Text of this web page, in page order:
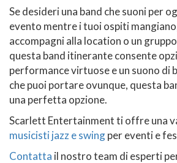
Se desideri una band che suoni per
evento mentre i tuoi ospiti
accompagni alla location o un
questa band itinerante consente
performance virtuose e un suono di
che puoi portare ovunque, questa
una perfetta opzione.
Scarlett Entertainment ti offre una
musicisti jazz e swingper eventi e
Contatta il nostro team di esperti